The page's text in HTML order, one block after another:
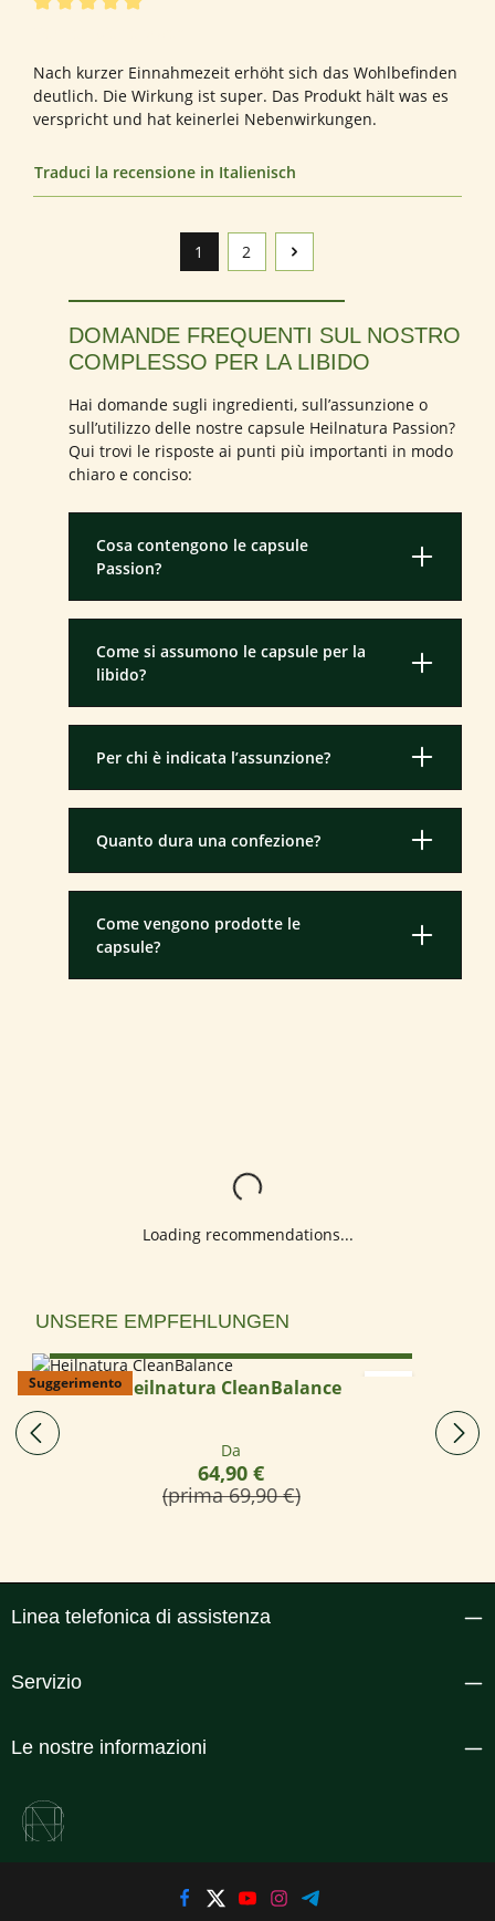
Nach kurzer Einnahmezeit erhöht sich das Wohlbefinden
deutlich. Die Wirkung ist super. Das Produkt hält was es
verspricht und hat keinerlei Nebenwirkungen.
Traduci la recensione in Italienisch
Pagina
1 Pagina
2
DOMANDE FREQUENTI SUL NOSTRO
COMPLESSO PER LA LIBIDO
Hai domande sugli ingredienti, sull’assunzione o
sull’utilizzo delle nostre capsule Heilnatura Passion?
Qui trovi le risposte ai punti più importanti in modo
chiaro e conciso:
Cosa contengono le capsule
Passion?
Come si assumono le capsule per la
libido?
Per chi è indicata l’assunzione?
Quanto dura una confezione?
Come vengono prodotte le
capsule?
Loading...
Loading recommendations...
Salta la galleria dei prodotti
UNSERE EMPFEHLUNGEN
Suggerimento
Select options
Heilnatura CleanBalance
Prezzo normale:
Da
64,90 €
(prima 69,90 €)
Linea telefonica di assistenza
Servizio
Le nostre informazioni